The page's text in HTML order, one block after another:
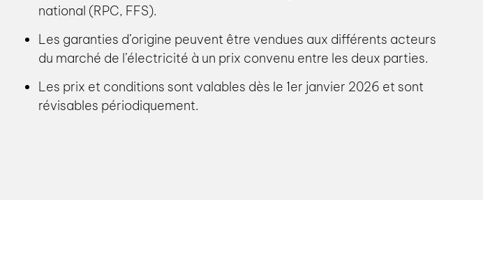
national (RPC, FFS).
Les garanties d’origine peuvent être vendues aux différents acteurs
du marché de l’électricité à un prix convenu entre les deux parties.
Les prix et conditions sont valables dès le 1er janvier 2026 et sont
révisables périodiquement.